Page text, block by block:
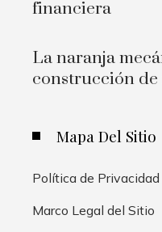
financiera
La naranja
construcción
Mapa Del Sitio
Política de Privacidad
Marco Legal del Sitio